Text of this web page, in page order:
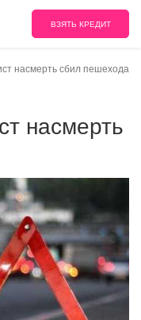
ВЗЯТЬ КРЕДИТ
насмерть сбил пешехода